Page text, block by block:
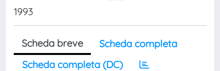
1993
Scheda breve
Scheda completa
Scheda completa (DC)